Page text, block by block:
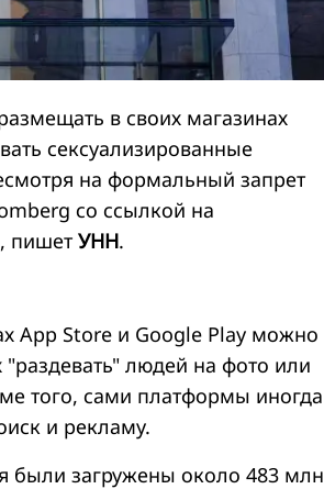
в своих магазинах
сексуализированные
на формальный запрет
со ссылкой на
пишет УНН.
App Store и Google Play можно
людей на фото или
того, сами платформы иногда
и рекламу.
были загружены около 483 млн